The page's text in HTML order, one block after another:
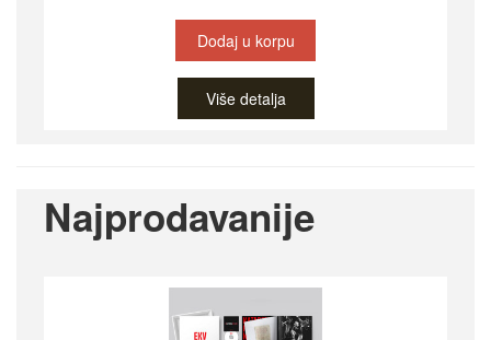
Dodaj u korpu
Više detalja
Najprodavanije